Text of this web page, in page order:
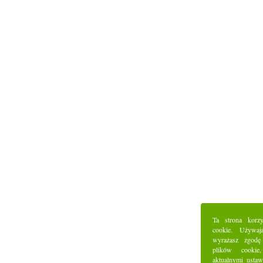
Ta strona
cookie.
wyrażasz
plików
aktualnymi